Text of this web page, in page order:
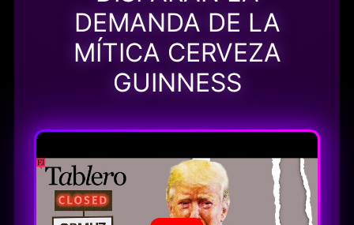
DEMANDA DE LA
MÍTICA CERVEZA
GUINNESS